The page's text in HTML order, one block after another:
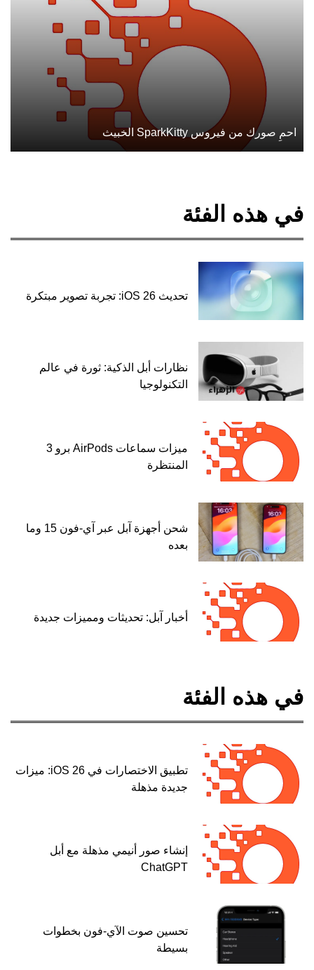
احمِ صورك من فيروس SparkKitty الخبيث
في هذه الفئة
تحديث iOS 26: تجربة تصوير مبتكرة
نظارات أبل الذكية: ثورة في عالم
التكنولوجيا
ميزات سماعات AirPods برو 3
المنتظرة
شحن أجهزة آبل عبر آي-فون 15 وما
بعده
أخبار آبل: تحديثات ومميزات جديدة
في هذه الفئة
تطبيق الاختصارات في iOS 26: ميزات
جديدة مذهلة
إنشاء صور أنيمي مذهلة مع أبل
ChatGPT
تحسين صوت الآي-فون بخطوات
بسيطة